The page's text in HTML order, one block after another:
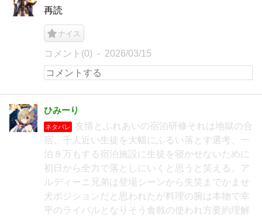
再読
ナイス
コメント(0) 2026/03/15
ひみーり
ネタバレ
友情とふれあいの宿泊研修それは地獄の合
宿、千人近い生徒を大幅にふるい落とす選考、一
泊８万もする宿泊施設に生徒を寝かせないために
初日から全力で落としにいくと思うと笑える。ア
ルディーニ兄弟は登場シーンから失笑までかませ
犬ポジションだと思われたが料理の腕は本物で幸
平のライバルとなりそう食戟の使われ方要約理解